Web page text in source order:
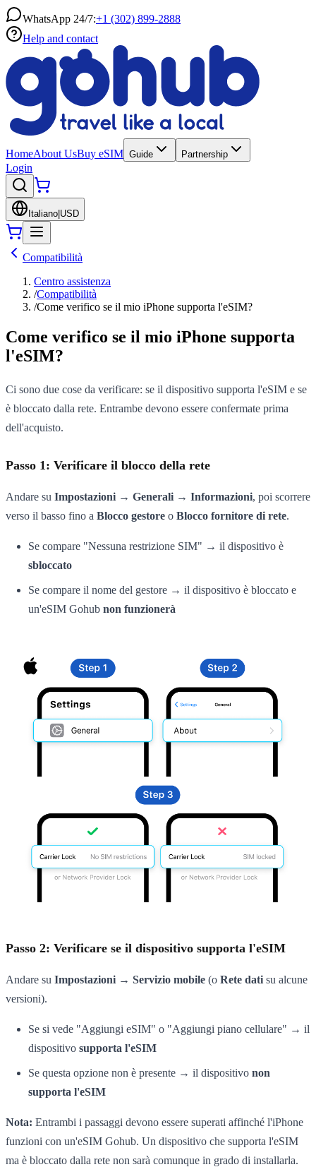
WhatsApp 24/7:+1 (302) 899-2888
Help and contact
HomeAbout UsBuy eSIM Guide Partnership
Login
Italiano USD
Compatibilità
Centro assistenza
/Compatibilità
/Come verifico se il mio iPhone supporta l'eSIM?
Come verifico se il mio iPhone supporta
l'eSIM?
Ci sono due cose da verificare: se il dispositivo supporta l'eSIM e se
è bloccato dalla rete. Entrambe devono essere confermate prima
dell'acquisto.
Passo 1: Verificare il blocco della rete
Andare su Impostazioni → Generali → Informazioni, poi scorrere
verso il basso fino a Blocco gestore o Blocco fornitore di rete.
Se compare "Nessuna restrizione SIM" → il dispositivo è
sbloccato
Se compare il nome del gestore → il dispositivo è bloccato e
un'eSIM Gohub non funzionerà
Passo 2: Verificare se il dispositivo supporta l'eSIM
Andare su Impostazioni → Servizio mobile (o Rete dati su alcune
versioni).
Se si vede "Aggiungi eSIM" o "Aggiungi piano cellulare" → il
dispositivo supporta l'eSIM
Se questa opzione non è presente → il dispositivo non
supporta l'eSIM
Nota: Entrambi i passaggi devono essere superati affinché l'iPhone
funzioni con un'eSIM Gohub. Un dispositivo che supporta l'eSIM
ma è bloccato dalla rete non sarà comunque in grado di installarla.